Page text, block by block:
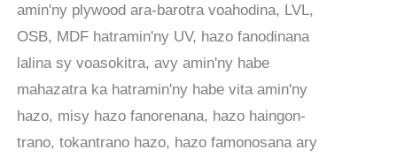
amin'ny plywood ara-barotra voahodina, LVL,
OSB, MDF hatramin'ny UV, hazo fanodinana
lalina sy voasokitra, avy amin'ny habe
mahazatra ka hatramin'ny habe vita amin'ny
hazo, misy hazo fanorenana, hazo haingon-
trano, tokantrano hazo, hazo famonosana ary